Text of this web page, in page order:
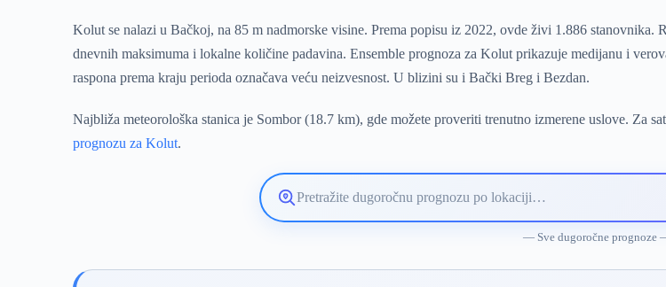
Kolut se nalazi u Bačkoj, na 85 m nadmorske visine. Prema popisu iz 2022, ovde živi 1.886
dnevnih maksimuma i lokalne količine padavina. Ensemble prognoza za Kolut prikazuje medijanu i
raspona prema kraju perioda označava veću neizvesnost. U blizini su i Bački Breg i Bezdan.
Najbliža meteorološka stanica je Sombor (18.7 km), gde možete proveriti trenutno izmerene uslove. Za
prognozu za Kolut.
Pretražite
lokaciju
— Sve dugoročne prognoze